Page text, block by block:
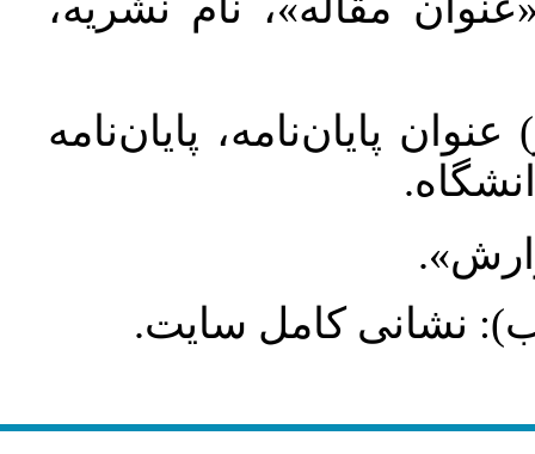
پایان‌نامه، پایان‌نامه
نشانی کامل سایت.